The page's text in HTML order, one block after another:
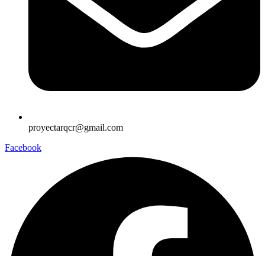
proyectarqcr@gmail.com
Facebook